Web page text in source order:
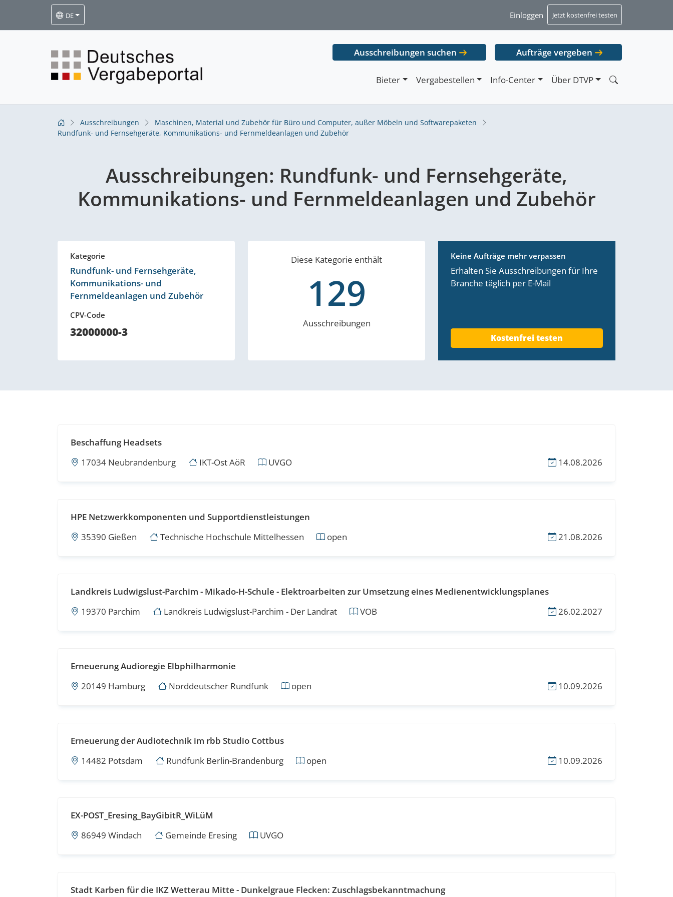
DE Einloggen Jetzt kostenfrei testen
Ausschreibungen suchen Aufträge vergeben
Bieter Vergabestellen Info-Center Über DTVP
Ausschreibungen
Maschinen, Material und Zubehör für Büro und Computer, außer Möbeln und Softwarepaketen
Rundfunk- und Fernsehgeräte, Kommunikations- und Fernmeldeanlagen und Zubehör
Ausschreibungen: Rundfunk- und Fernsehgeräte,
Kommunikations- und Fernmeldeanlagen und Zubehör
Kategorie
Rundfunk- und Fernsehgeräte,
Kommunikations- und
Fernmeldeanlagen und Zubehör
CPV-Code
32000000-3
Diese Kategorie enthält
129
Ausschreibungen
Keine Aufträge mehr verpassen
Erhalten Sie Ausschreibungen für Ihre
Branche täglich per E-Mail
Kostenfrei testen
Beschaffung Headsets
17034 Neubrandenburg
IKT-Ost AöR UVGO 14.08.2026
HPE Netzwerkkomponenten und Supportdienstleistungen
35390 Gießen
Technische Hochschule Mittelhessen open 21.08.2026
Landkreis Ludwigslust-Parchim - Mikado-H-Schule - Elektroarbeiten zur Umsetzung eines Medienentwicklungsplanes
19370 Parchim
Landkreis Ludwigslust-Parchim - Der Landrat VOB 26.02.2027
Erneuerung Audioregie Elbphilharmonie
20149 Hamburg
Norddeutscher Rundfunk open 10.09.2026
Erneuerung der Audiotechnik im rbb Studio Cottbus
14482 Potsdam
Rundfunk Berlin-Brandenburg open 10.09.2026
EX-POST_Eresing_BayGibitR_WiLüM
86949 Windach
Gemeinde Eresing UVGO
Stadt Karben für die IKZ Wetterau Mitte - Dunkelgraue Flecken: Zuschlagsbekanntmachung